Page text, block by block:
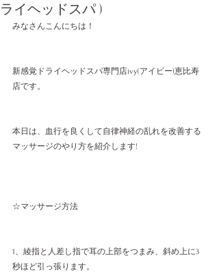
ライヘッドスパ )
みなさんこんにちは！
新感覚ドライヘッドスパ専門店ivy(アイビー)恵比寿
店です。
本日は、血行を良くして自律神経の乱れを改善する
マッサージのやり方を紹介します!
☆マッサージ方法
1、綾指と人差し指で耳の上部をつまみ、斜め上に3
秒ほど引っ張ります。